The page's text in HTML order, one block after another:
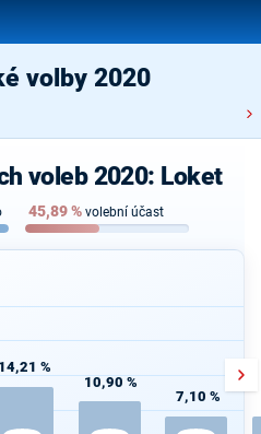
volby 2020
voleb 2020: Loket
45,89% volební účast
14,21 %
10,90 %
7,10 %